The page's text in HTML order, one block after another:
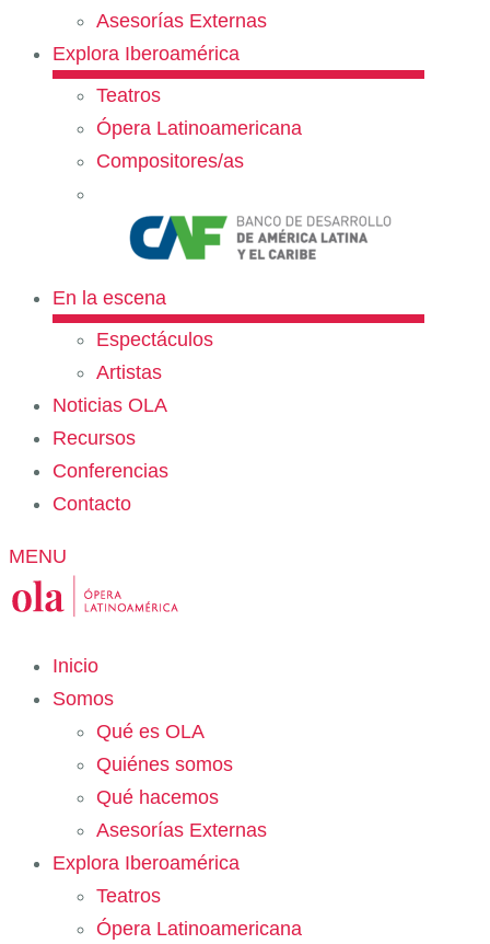
Asesorías Externas
Explora Iberoamérica
Teatros
Ópera Latinoamericana
Compositores/as
En la escena
Espectáculos
Artistas
Noticias OLA
Recursos
Conferencias
Contacto
MENU
Inicio
Somos
Qué es OLA
Quiénes somos
Qué hacemos
Asesorías Externas
Explora Iberoamérica
Teatros
Ópera Latinoamericana